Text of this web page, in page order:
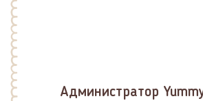
Администратор